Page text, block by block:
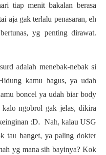
tiap menit bakalan berasa
aja gak terlalu penasaran, eh
yg penting dirawat.
adalah menebak-nebak si
kamu bagus, ya udah
boncel ya udah biar body
ngobrol gak jelas, dikira
:D. Nah, kalau USG
tau banget, ya paling dokter
yg mana sih bayinya? Kok